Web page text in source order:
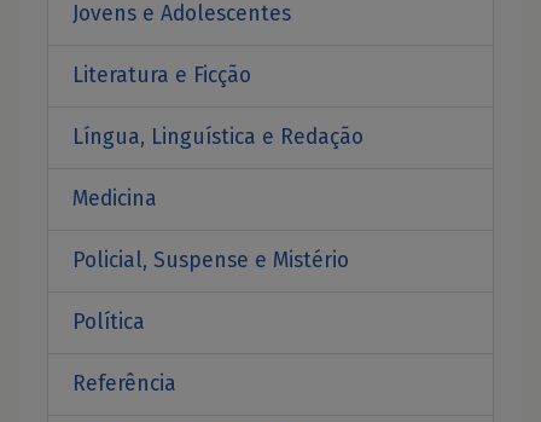
Jovens e Adolescentes
Literatura e Ficção
Língua, Linguística e Redação
Medicina
Policial, Suspense e Mistério
Política
Referência